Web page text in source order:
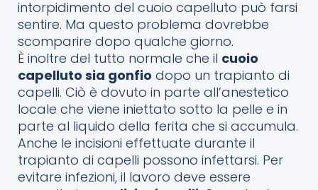
intorpidimento del cuoio capelluto può farsi
sentire. Ma questo problema dovrebbe
scomparire dopo qualche giorno.
È inoltre del tutto normale che il cuoio
capelluto sia gonfio dopo un trapianto di
capelli. Ciò è dovuto in parte all’anestetico
locale che viene iniettato sotto la pelle e in
parte al liquido della ferita che si accumula.
Anche le incisioni effettuate durante il
trapianto di capelli possono infettarsi. Per
evitare infezioni, il lavoro deve essere